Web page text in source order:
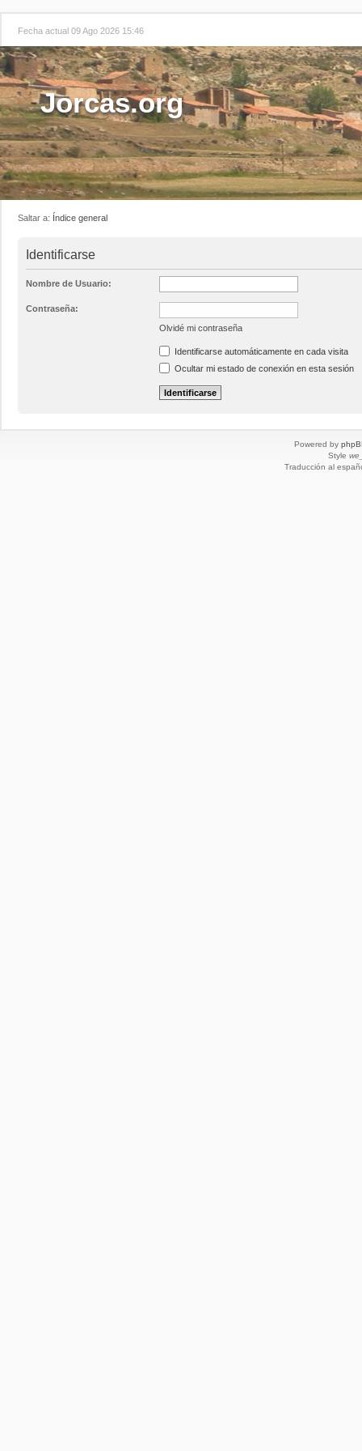
Fecha actual 09 Ago 2026 15:46
Jorcas.org
Saltar a: Índice general
Identificarse
Nombre de Usuario:
Contraseña:
Olvidé mi contraseña
Identificarse automáticamente en cada visita
Ocultar mi estado de conexión en esta sesión
Powered by
Style
Traducción al